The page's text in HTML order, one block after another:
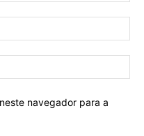
navegador para a